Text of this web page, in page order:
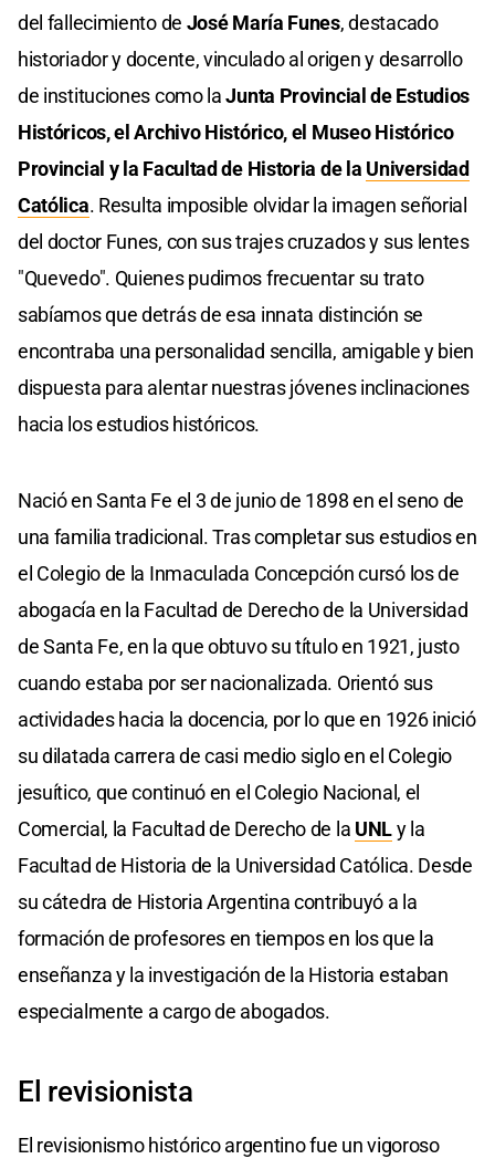
del fallecimiento de José María Funes, destacado
historiador y docente, vinculado al origen y desarrollo
de instituciones como laJunta Provincial de Estudios
Históricos, el Archivo Histórico, el Museo Histórico
Provincial y la Facultad de Historia de la Universidad
Católica. Resulta imposible olvidar la imagen señorial
del doctor Funes, con sus trajes cruzados y sus lentes
"Quevedo". Quienes pudimos frecuentar su trato
sabíamos que detrás de esa innata distinción se
encontraba una personalidad sencilla, amigable y bien
dispuesta para alentar nuestras jóvenes inclinaciones
hacia los estudios históricos.
Nació en Santa Fe el 3 de junio de 1898 en el seno de
una familia tradicional. Tras completar sus estudios en
el Colegio de la Inmaculada Concepción cursó los de
abogacía en la Facultad de Derecho de la Universidad
de Santa Fe, en la que obtuvo su título en 1921, justo
cuando estaba por ser nacionalizada. Orientó sus
actividades hacia la docencia, por lo que en 1926 inició
su dilatada carrera de casi medio siglo en el Colegio
jesuítico, que continuó en el Colegio Nacional, el
Comercial, la Facultad de Derecho de la UNLy la
Facultad de Historia de la Universidad Católica. Desde
su cátedra de Historia Argentina contribuyó a la
formación de profesores en tiempos en los que la
enseñanza y la investigación de la Historia estaban
especialmente a cargo de abogados.
El revisionista
El revisionismo histórico argentino fue un vigoroso